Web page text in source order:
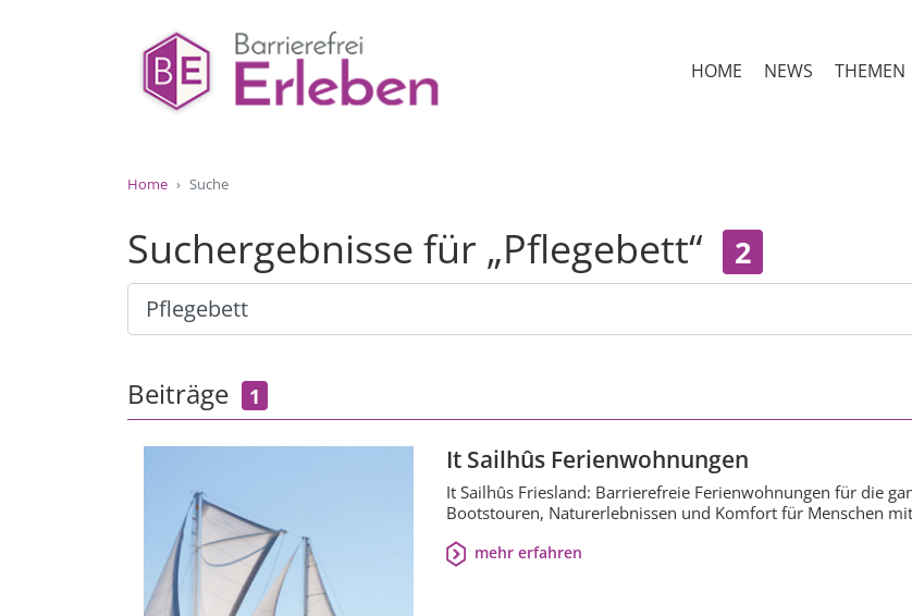
HOME NEWS THEMEN
Home Suche
Suchergebnisse für „Pflegebett“ 2
Beiträge 1
It Sailhûs Ferienwohnungen
It Sailhûs Friesland: Barrierefreie Ferienwohnungen für die
Bootstouren, Naturerlebnissen und Komfort für Menschen
mehr erfahren